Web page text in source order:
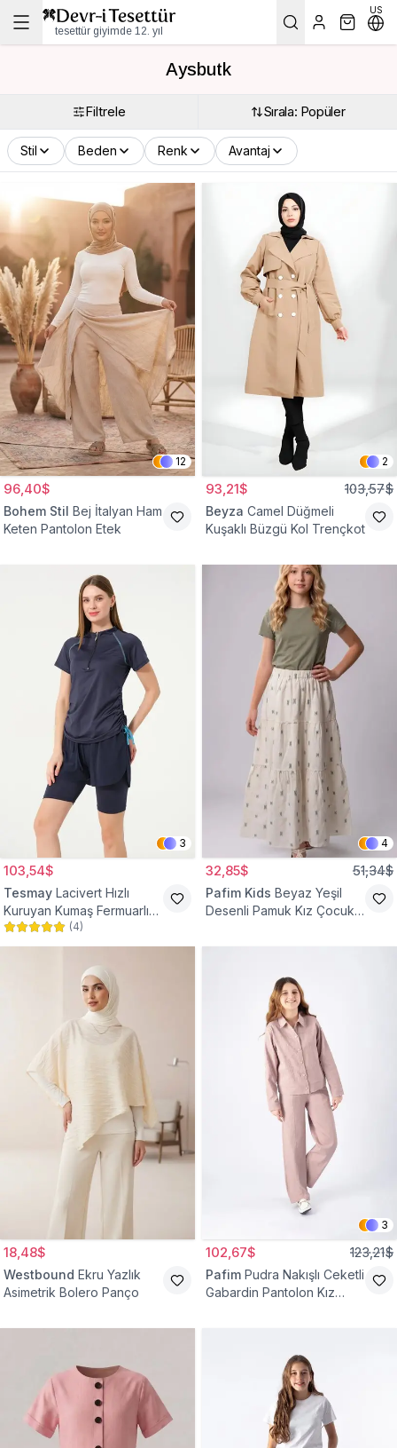
tesettür giyimde 12. yıl
US
Aysbutk
Filtrele Sırala: Popüler
Stil Beden Renk Avantaj
12
96,40$
Bohem Stil Bej İtalyan Ham
Keten Pantolon Etek
2
93,21$ 103,57$
Beyza Camel Düğmeli
Kuşaklı Büzgü Kol Trençkot
3
103,54$
Tesmay Lacivert Hızlı
Kuruyan Kumaş Fermuarlı
Şortu Taytlı Yarım Kapalı
Mayo
(4)
4
32,85$ 51,34$
Pafim Kids Beyaz Yeşil
Desenli Pamuk Kız Çocuk
18,48$
Westbound Ekru Yazlık
Asimetrik Bolero Panço
3
102,67$ 123,21$
Pafim Pudra Nakışlı Ceketli
Gabardin Pantolon Kız